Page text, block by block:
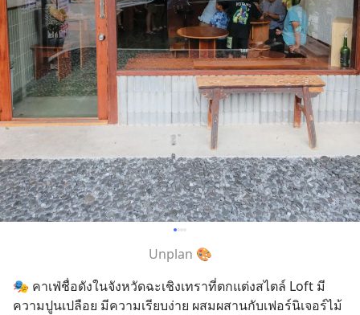
Unplan 🎨
🎭 คาเฟ่ชื่อดังในจังหวัดฉะเชิงเทราที่ตกแต่งสไตล์ Loft มี
ความปูนเปลือย มีความเรียบง่าย ผสมผสานกับเฟอร์นิเจอร์ไม้